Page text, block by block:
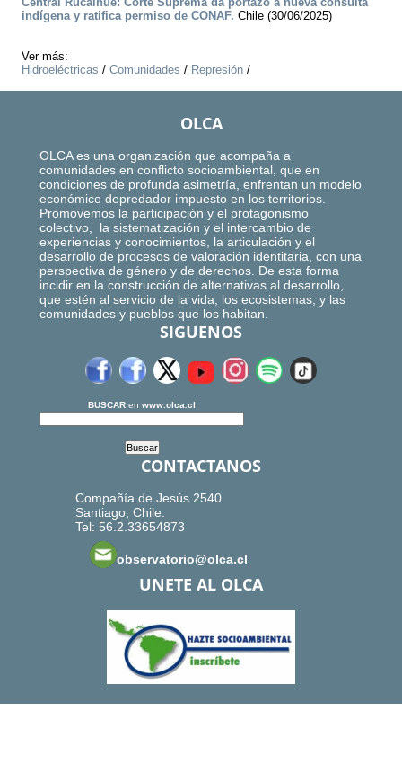
indígena y ratifica permiso de CONAF. Chile (30/06/2025)
Ver más:
Hidroeléctricas / Comunidades / Represión /
OLCA
OLCA es una organización que acompaña a
comunidades en conflicto socioambiental, que en
condiciones de profunda asimetría, enfrentan un modelo
económico depredador impuesto en los territorios.
Promovemos la participación y el protagonismo
colectivo, la sistematización y el intercambio de
experiencias y conocimientos, la articulación y el
desarrollo de procesos de valoración identitaria, con una
perspectiva de género y de derechos. De esta forma
incidir en la construcción de alternativas al desarrollo,
que estén al servicio de la vida, los ecosistemas, y las
comunidades y pueblos que los habitan.
SIGUENOS
BUSCAR en www.olca.cl
CONTACTANOS
Compañía de Jesús 2540
Santiago, Chile.
Tel: 56.2.33654873
observatorio@olca.cl
UNETE AL OLCA